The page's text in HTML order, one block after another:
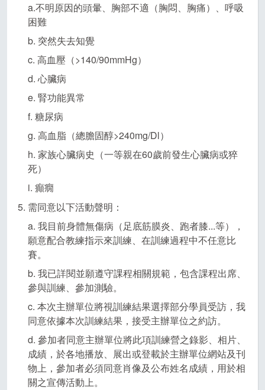
a.不明原因的頭暈、胸部不適（胸悶、胸痛）、呼吸
困難
b. 突然失去知覺
c. 高血壓（>140/90mmHg）
d. 心臟病
e. 腎功能異常
f. 糖尿病
g. 高血脂（總膽固醇>240mg/Dl）
h. 家族心臟病史（一等親在60歲前發生心臟病或猝
死）
i. 癲癇
需同意以下活動聲明：
a. 我目前身體無傷病（足底筋膜炎、跑者膝...等），
願意配合教練指示來訓練、在訓練過程中不任意比
賽。
b. 我已詳閱並願遵守課程相關規範，包含課程出席、
參與訓練、參加測驗。
c. 本次主辦單位將視訓練結果選擇部分學員受訪，我
同意依據本次訓練結果，接受主辦單位之約訪。
d. 參加者同意主辦單位將此項訓練營之錄影、相片、
成績，於各地播放、展出或登載於主辦單位網站及刊
物上，參加者必須同意肖像及公布姓名成績，用於相
關之宣傳活動上。